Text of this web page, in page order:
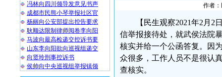
冯林向四川领导发意见书声
成都市民熊小琴举报社区官
杨丽向公安部提出控告要求
耿顺达限制律师阅卷李向阳
马波向最高检递交控诉书要
山东李向阳欲向巡视组递交
向贤玲刑事控诉书
侯帅向中央巡视组举报镇领
作者：
【民生观察2021年2月
信举报接待处，就武侯法院
核实并给一个公函答复。因
众很多，工作人员不是很认
查核实。